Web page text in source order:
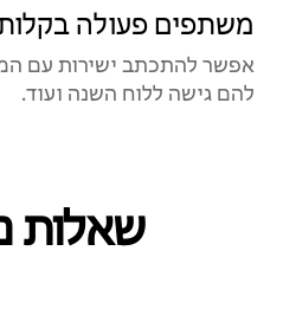
משתפים פעולה
אפשר להתכתב ישירות עם
להם גישה ללוח השנה ועוד.
שאלות